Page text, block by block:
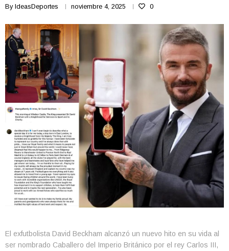
By IdeasDeportes noviembre 4, 2025 0
El exfutbolista David Beckham alcanzó un nuevo hito en su vida al
ser nombrado Caballero del Imperio Británico por el rey Carlos III,